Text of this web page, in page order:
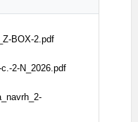
BOX-2.pdf
2-N_2026.pdf